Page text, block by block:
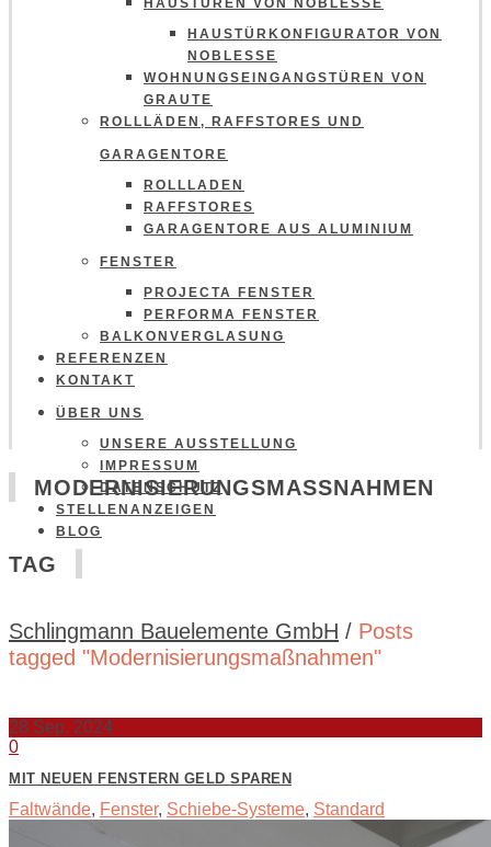
HAUSTÜREN VON NOBLESSE
HAUSTÜRKONFIGURATOR VON
NOBLESSE
WOHNUNGSEINGANGSTÜREN VON
GRAUTE
ROLLLÄDEN, RAFFSTORES UND
GARAGENTORE
ROLLLADEN
RAFFSTORES
GARAGENTORE AUS ALUMINIUM
FENSTER
PROJECTA FENSTER
PERFORMA FENSTER
BALKONVERGLASUNG
REFERENZEN
KONTAKT
ÜBER UNS
UNSERE AUSSTELLUNG
IMPRESSUM
DATENSCHUTZ
STELLENANZEIGEN
BLOG
MODERNISIERUNGSMASSNAHMEN T
AG
Schlingmann Bauelemente GmbH / Posts
tagged "Modernisierungsmaßnahmen"
28 Sep. 2024
0
MIT NEUEN FENSTERN GELD SPAREN
Faltwände, Fenster, Schiebe-Systeme, Standard